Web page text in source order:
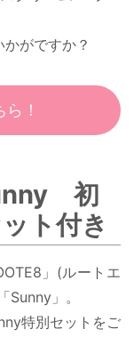
がですか？
！
初
ト付き
」(ルートエ
」。
特別セットをご